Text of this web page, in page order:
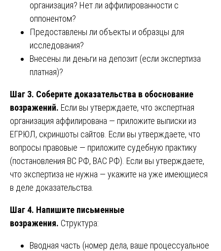
организация? Нет ли аффилированности с
оппонентом?
Предоставлены ли объекты и образцы для
исследования?
Внесены ли деньги на депозит (если экспертиза
платная)?
Шаг 3. Соберите доказательства в обоснование
возражений. Если вы утверждаете, что экспертная
организация аффилирована — приложите выписки из
ЕГРЮЛ, скриншоты сайтов. Если вы утверждаете, что
вопросы правовые — приложите судебную практику
(постановления ВС РФ, ВАС РФ). Если вы утверждаете,
что экспертиза не нужна — укажите на уже имеющиеся
в деле доказательства.
Шаг 4. Напишите письменные
возражения. Структура:
Вводная часть (номер дела, ваше процессуальное